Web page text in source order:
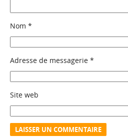
Nom *
Adresse de messagerie *
Site web